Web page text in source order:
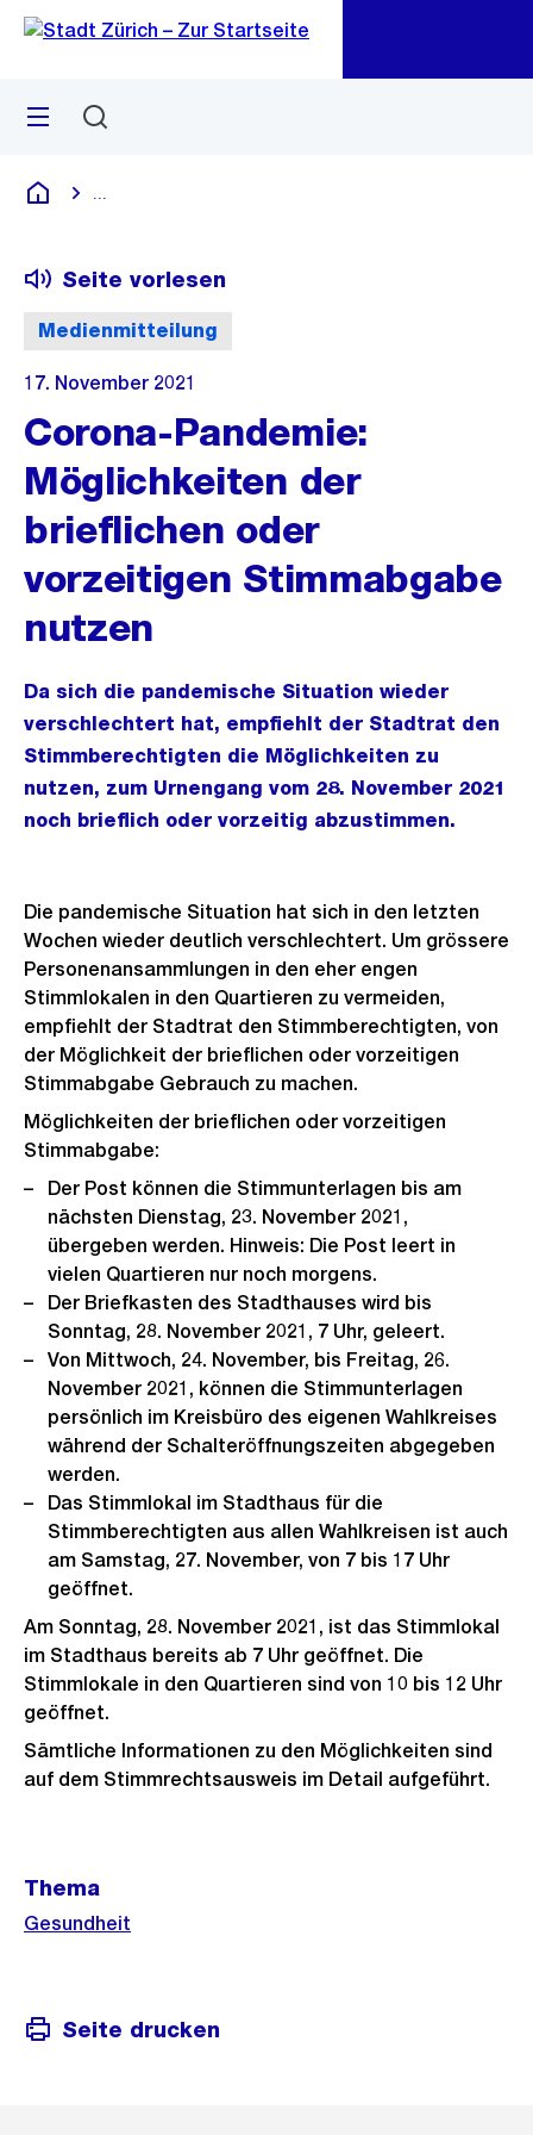
Navigation
Sprunglink
Menü
Deutsch
Medienmitteilung
Seite vorlesen
17. November 2021
Corona-Pandemie:
Möglichkeiten der
brieflichen oder
vorzeitigen Stimmabgabe
nutzen
Da sich die pandemische Situation wieder
verschlechtert hat, empfiehlt der Stadtrat den
Stimmberechtigten die Möglichkeiten zu
nutzen, zum Urnengang vom 28. November 2021
noch brieflich oder vorzeitig abzustimmen.
Die pandemische Situation hat sich in den letzten
Wochen wieder deutlich verschlechtert. Um grössere
Personenansammlungen in den eher engen
Stimmlokalen in den Quartieren zu vermeiden,
empfiehlt der Stadtrat den Stimmberechtigten, von
der Möglichkeit der brieflichen oder vorzeitigen
Stimmabgabe Gebrauch zu machen.
Möglichkeiten der brieflichen oder vorzeitigen
Stimmabgabe:
Der Post können die Stimmunterlagen bis am
nächsten Dienstag, 23. November 2021,
übergeben werden. Hinweis: Die Post leert in
vielen Quartieren nur noch morgens.
Der Briefkasten des Stadthauses wird bis
Sonntag, 28. November 2021, 7 Uhr, geleert.
Von Mittwoch, 24. November, bis Freitag, 26.
November 2021, können die Stimmunterlagen
persönlich im Kreisbüro des eigenen Wahlkreises
während der Schalteröffnungszeiten abgegeben
werden.
Das Stimmlokal im Stadthaus für die
Stimmberechtigten aus allen Wahlkreisen ist auch
am Samstag, 27. November, von 7 bis 17 Uhr
geöffnet.
Am Sonntag, 28. November 2021, ist das Stimmlokal
im Stadthaus bereits ab 7 Uhr geöffnet. Die
Stimmlokale in den Quartieren sind von 10 bis 12 Uhr
geöffnet.
Sämtliche Informationen zu den Möglichkeiten sind
auf dem Stimmrechtsausweis im Detail aufgeführt.
Informationen
Thema
Gesundheit
Seite drucken